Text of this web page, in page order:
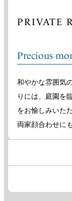
PRIVATE
Precious
和やかな雰囲気
りには、庭園を
をお愉しみいた
両家顔合わせに